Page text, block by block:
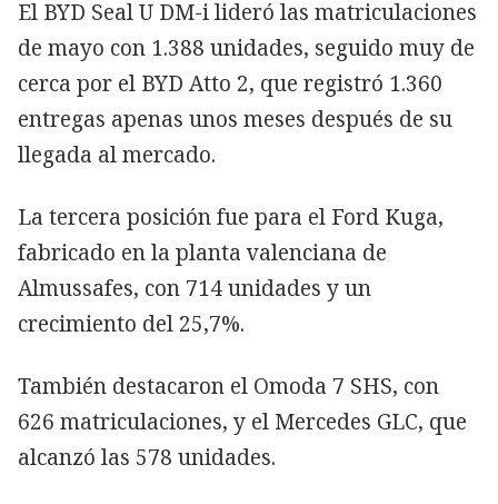
El BYD Seal U DM-i lideró las matriculaciones
de mayo con 1.388 unidades, seguido muy de
cerca por el BYD Atto 2, que registró 1.360
entregas apenas unos meses después de su
llegada al mercado.
La tercera posición fue para el Ford Kuga,
fabricado en la planta valenciana de
Almussafes, con 714 unidades y un
crecimiento del 25,7%.
También destacaron el Omoda 7 SHS, con
626 matriculaciones, y el Mercedes GLC, que
alcanzó las 578 unidades.